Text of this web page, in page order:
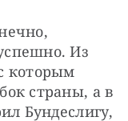
Из
которым
страны, а в
Бундеслигу,